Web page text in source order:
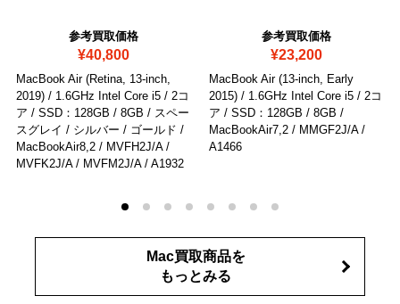
参考買取価格
¥40,800
MacBook Air (Retina, 13-inch,
2019) / 1.6GHz Intel Core i5 / 2コ
ア / SSD：128GB / 8GB / スペー
スグレイ / シルバー / ゴールド /
MacBookAir8,2 / MVFH2J/A /
MVFK2J/A / MVFM2J/A / A1932
参考買取価格
¥23,200
MacBook Air (13-inch, Early
2015) / 1.6GHz Intel Core i5 / 2コ
ア / SSD：128GB / 8GB /
MacBookAir7,2 / MMGF2J/A /
A1466
Mac買取商品を
もっとみる